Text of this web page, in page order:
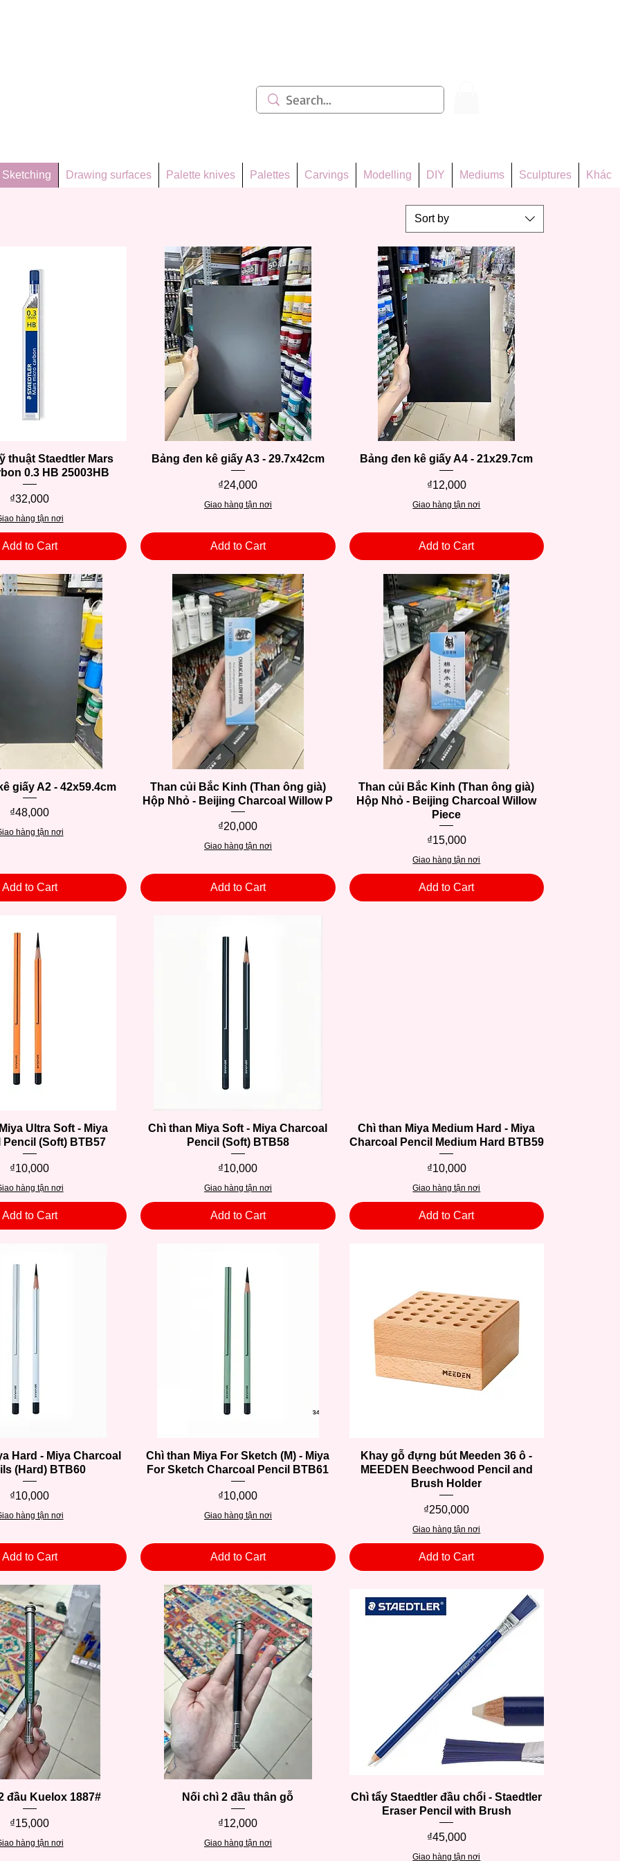
Sketching Drawing surfaces Palette knives Palettes Carvings Modelling DIY Mediums Sculptures Khác
Sort by
Quick View
thuật Staedtler Mars
0.3 HB 25003HB
Price
₫32,000
hàng tận nơi
Add to Cart
Quick View
Bảng đen kê giấy A3 - 29.7x42cm
Price
₫24,000
Giao hàng tận nơi
Add to Cart
Quick View
Bảng đen kê giấy A4 - 21x29.7cm
Price
₫12,000
Giao hàng tận nơi
Add to Cart
Quick View
giấy A2 - 42x59.4cm
Price
₫48,000
hàng tận nơi
Add to Cart
Quick View
Than củi Bắc Kinh (Than ông già)
Hộp Nhỏ - Beijing Charcoal Willow P
Price
₫20,000
Giao hàng tận nơi
Add to Cart
Quick View
Than củi Bắc Kinh (Than ông già)
Hộp Nhỏ - Beijing Charcoal Willow
Piece
Price
₫15,000
Giao hàng tận nơi
Add to Cart
Quick View
Ultra Soft - Miya
Pencil (Soft) BTB57
Price
₫10,000
hàng tận nơi
Add to Cart
Quick View
Chì than Miya Soft - Miya Charcoal
Pencil (Soft) BTB58
Price
₫10,000
Giao hàng tận nơi
Add to Cart
Quick View
Chì than Miya Medium Hard - Miya
Charcoal Pencil Medium Hard BTB59
Price
₫10,000
Giao hàng tận nơi
Add to Cart
Quick View
Hard - Miya Charcoal
(Hard) BTB60
Price
₫10,000
hàng tận nơi
Add to Cart
Quick View
Chì than Miya For Sketch (M) - Miya
For Sketch Charcoal Pencil BTB61
Price
₫10,000
Giao hàng tận nơi
Add to Cart
Quick View
Khay gỗ đựng bút Meeden 36 ô -
MEEDEN Beechwood Pencil and
Brush Holder
Price
₫250,000
Giao hàng tận nơi
Add to Cart
Quick View
đầu Kuelox 1887#
Price
₫15,000
hàng tận nơi
Quick View
Nối chì 2 đầu thân gỗ
Price
₫12,000
Giao hàng tận nơi
Quick View
Chì tẩy Staedtler đầu chổi - Staedtler
Eraser Pencil with Brush
Price
₫45,000
Giao hàng tận nơi